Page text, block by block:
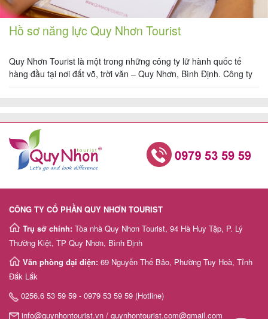
Tour
Phú
nước
Combo
Quy
Nhơn
Lịch
khởi
hành
Hồ sơ năng lực Quy Nhơn Tourist
Quy Nhơn Tourist là một trong những công ty lữ hành quốc tế
hàng đầu tại nơi đất võ, trời văn – Quy Nhơn, Bình Định. Công ty
chuyên tổ chức những chuyến du lịch về vùng đất được mệnh
CÔNG TY CỔ PHẦN QUY NHƠN TOURIST
Trụ sở chính: Tòa nhà Quy Nhơn Tourist, 94 Hà Huy Tập, P. Lý
Thường Kiệt, TP Quy Nhơn, Bình Định
Văn phòng đại diện: 69 Nguyễn Thế Bảo, Phường Tuy Hoà, Tỉnh
Đắk Lắk
0256.6 53 59 59 - 0979 53 59 59 (Hotline)
info@quynhontourist.vn / quynhontourist.com@gmail.com